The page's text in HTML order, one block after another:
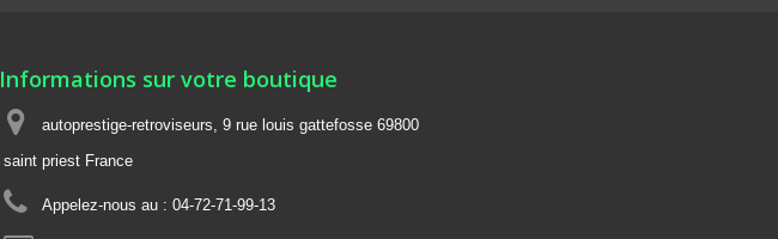
Informations sur votre boutique
autoprestige-retroviseurs, 9 rue louis gattefosse 69800
saint priest France
Appelez-nous au : 04-72-71-99-13